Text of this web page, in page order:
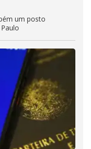
um posto